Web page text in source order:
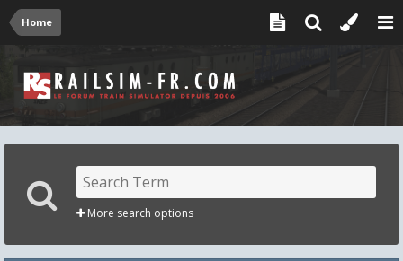
Home
More search options